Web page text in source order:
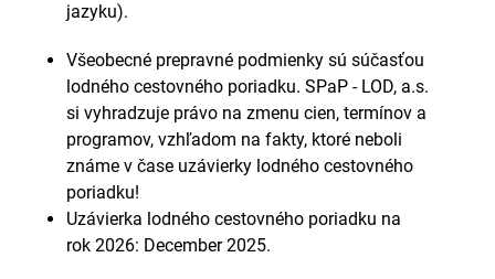
jazyku).
Všeobecné prepravné podmienky sú súčasťou
lodného cestovného poriadku. SPaP - LOD, a.s.
si vyhradzuje právo na zmenu cien, termínov a
programov, vzhľadom na fakty, ktoré neboli
známe v čase uzávierky lodného cestovného
poriadku!
Uzávierka lodného cestovného poriadku na
rok 2026: December 2025.